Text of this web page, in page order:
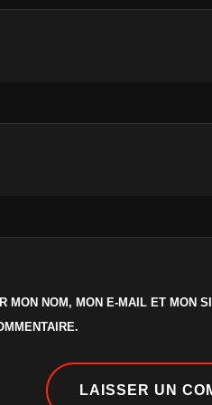
MON NOM, MON E-MAIL ET MON